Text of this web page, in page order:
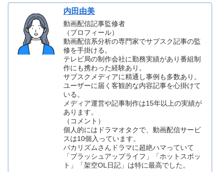
内田由美
動画配信記事監修者
（プロフィール）
動画配信系分析の専門家でサブスク記事の監
修を手掛ける。
テレビ局の制作会社に勤務実績があり番組制
作にも携わった経験あり。
サブスクメディアに精通し事例も多数あり。
ユーザーに届く客観的な内容記事を心掛けて
いる。
メディア運営や記事制作は15年以上の実績が
あります。
（コメント）
個人的にはドラマオタクで、動画配信サービ
スは10個入っています。
バカリズムさんドラマに超絶ハマっていて
「ブラッシュアップライフ」「ホットスポッ
ト」「架空OL日記」は特に最高でした。